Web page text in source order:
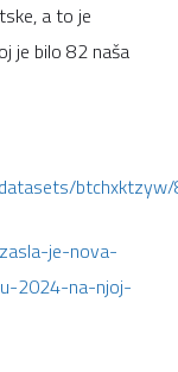
a to je
je bilo 82 naša
je-nova-
2024-na-njoj-